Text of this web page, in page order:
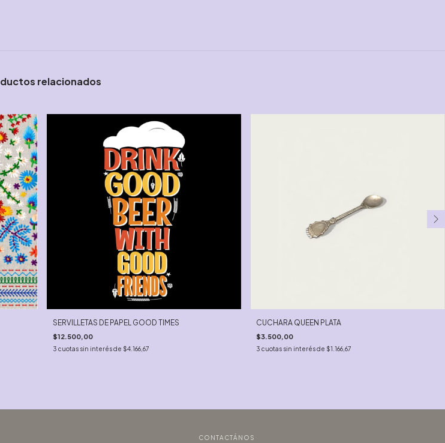
relacionados
SERVILLETAS DE PAPEL GOOD TIMES
$12.500,00
3 cuotas sin interés de $4.166,67
CUCHARA QUEEN PLATA
$3.500,00
3 cuotas sin interés de $1.166,67
CONTACTÁNOS